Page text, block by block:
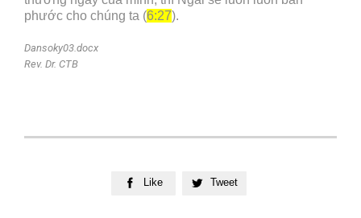
phước cho chúng ta (6:27).
Dansoky03.docx
Rev. Dr. CTB
 Like  Tweet